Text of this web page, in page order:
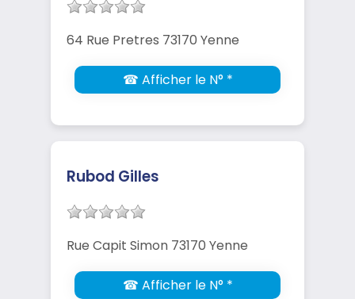
64 Rue Pretres 73170 Yenne
☎ Afficher le N° *
Rubod Gilles
Rue Capit Simon 73170 Yenne
☎ Afficher le N° *